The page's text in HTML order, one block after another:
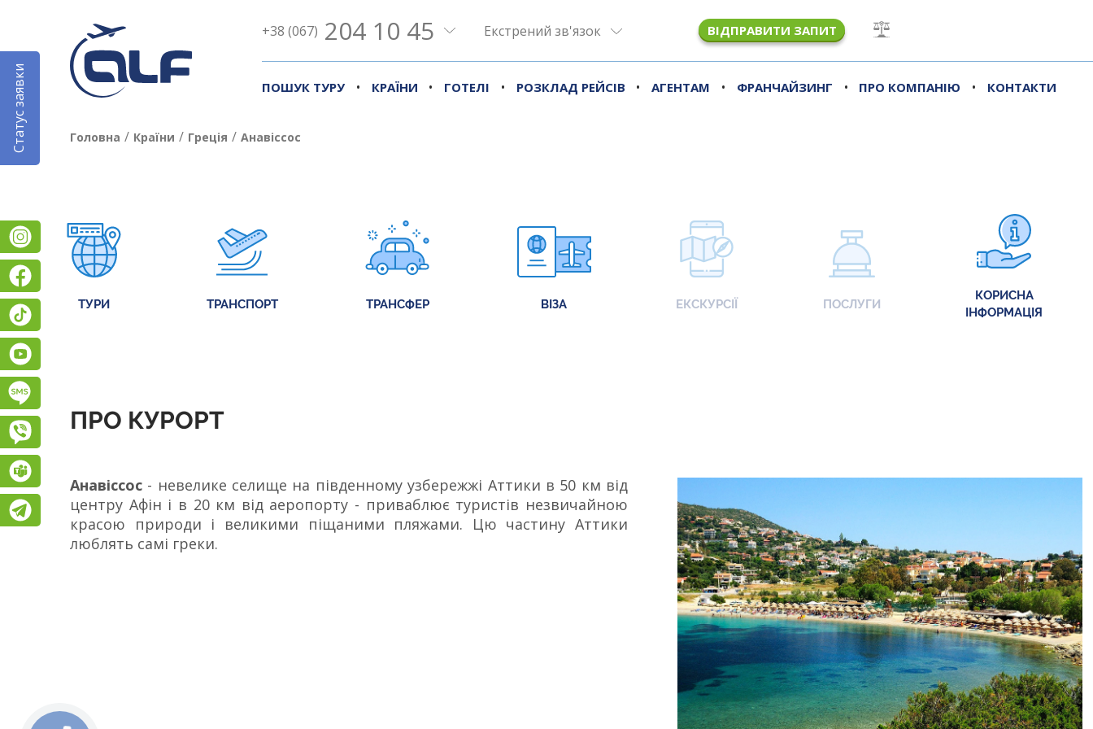
+38 (067) 204 10 45 Екстрений зв'язок ВІДПРАВИТИ ЗАПИТ
ПОШУК ТУРУ • КРАЇНИ • ГОТЕЛІ • РОЗКЛАД РЕЙСІВ • АГЕНТАМ • ФРАНЧАЙЗИНГ • ПРО КОМПАНІЮ • КОНТАКТИ
Статус заявки
Instagram
Facebook
Viber
Telegram
Головна / Країни / Греція / Анавіссос
ТУРИ ТРАНСПОРТ ТРАНСФЕР ВІЗА ЕКСКУРСІЇ ПОСЛУГИ
КОРИСНА
ІНФОРМАЦІЯ
ПРО КУРОРТ
Анавіссос - невелике селище на південному узбережжі Аттики в 50 км від
центру Афін і в 20 км від аеропорту - приваблює туристів незвичайною
красою природи і великими піщаними пляжами. Цю частину Аттики
люблять самі греки.